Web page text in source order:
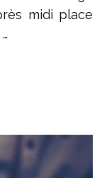
midi place